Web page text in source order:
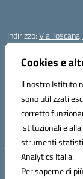
Cookies e
Il nostro Istituto
sono utilizzati
corretto
istituzionali e
strumenti
Analytics Italia.
Per saperne di
Indirizzo:Via
Centralino:
Posta elettronica
Codice fiscale:
Codice
Codice Indice delle
Codice unico di